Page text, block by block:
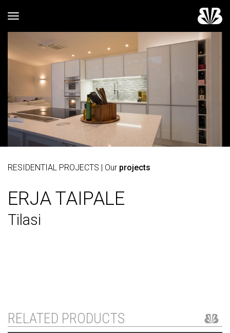
Toggle navigation
RESIDENTIAL PROJECTS | Our projects
ERJA TAIPALE
Tilasi
RELATED PRODUCTS